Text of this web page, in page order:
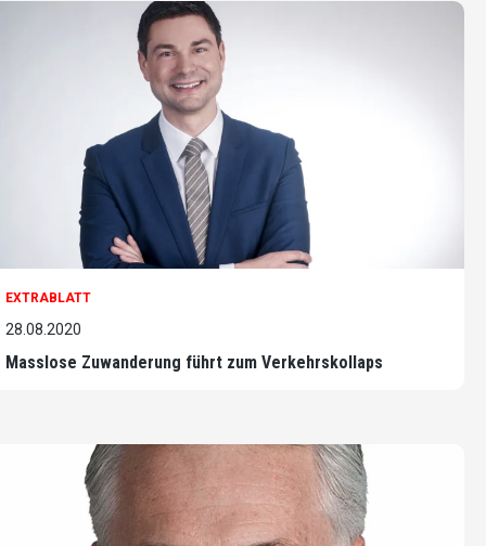
EXTRABLATT
28.08.2020
Masslose Zuwanderung führt zum Verkehrskollaps